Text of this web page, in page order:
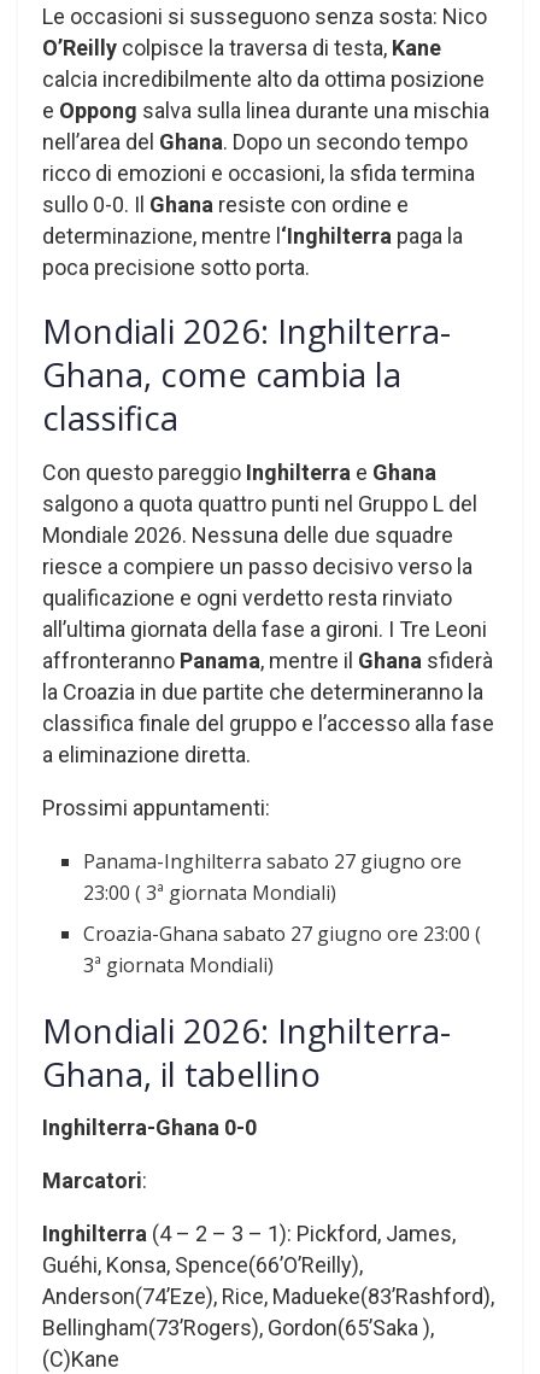
Le occasioni si susseguono senza sosta: Nico
O’Reilly colpisce la traversa di testa, Kane
calcia incredibilmente alto da ottima posizione
e Oppong salva sulla linea durante una mischia
nell’area del Ghana. Dopo un secondo tempo
ricco di emozioni e occasioni, la sfida termina
sullo 0-0. Il Ghana resiste con ordine e
determinazione, mentre l‘Inghilterra paga la
poca precisione sotto porta.
Mondiali 2026: Inghilterra-
Ghana, come cambia la
classifica
Con questo pareggio Inghilterra e Ghana
salgono a quota quattro punti nel Gruppo L del
Mondiale 2026. Nessuna delle due squadre
riesce a compiere un passo decisivo verso la
qualificazione e ogni verdetto resta rinviato
all’ultima giornata della fase a gironi. I Tre Leoni
affronteranno Panama, mentre il Ghana sfiderà
la Croazia in due partite che determineranno la
classifica finale del gruppo e l’accesso alla fase
a eliminazione diretta.
Prossimi appuntamenti:
Panama-Inghilterra sabato 27 giugno ore
23:00 ( 3ª giornata Mondiali)
Croazia-Ghana sabato 27 giugno ore 23:00 (
3ª giornata Mondiali)
Mondiali 2026: Inghilterra-
Ghana, il tabellino
Inghilterra-Ghana 0-0
Marcatori:
Inghilterra (4 – 2 – 3 – 1): Pickford, James,
Guéhi, Konsa, Spence(66’O’Reilly),
Anderson(74’Eze), Rice, Madueke(83’Rashford),
Bellingham(73’Rogers), Gordon(65’Saka ),
(C)Kane